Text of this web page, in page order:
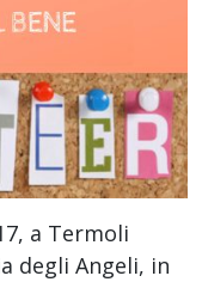
a Termoli
degli Angeli, in